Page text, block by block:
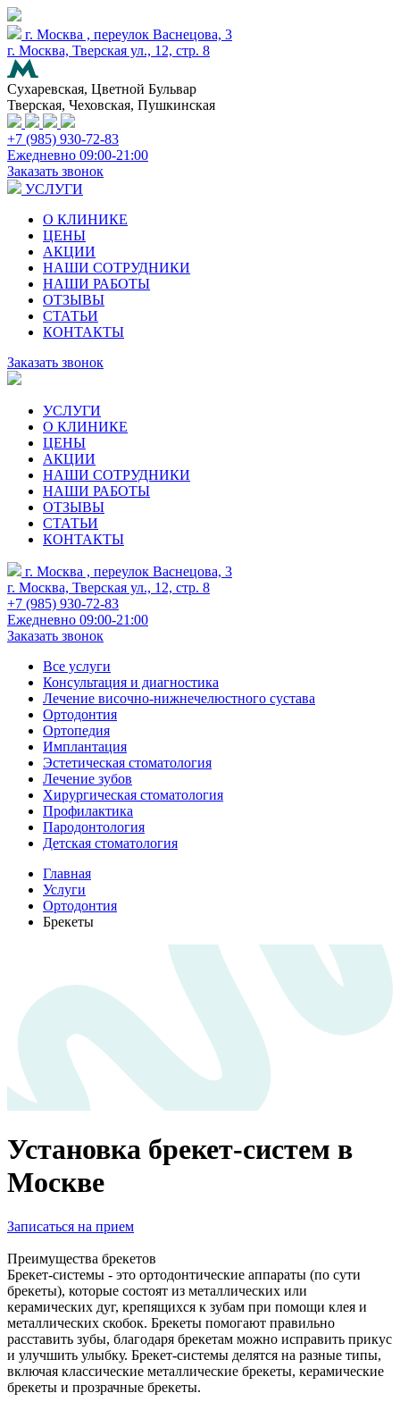
г. Москва , переулок Васнецова, 3
г. Москва, Тверская ул., 12, стр. 8
Сухаревская, Цветной Бульвар
Тверская, Чеховская, Пушкинская
+7 (985) 930-72-83
Ежедневно 09:00-21:00
Заказать звонок
УСЛУГИ
О КЛИНИКЕ
ЦЕНЫ
АКЦИИ
НАШИ СОТРУДНИКИ
НАШИ РАБОТЫ
ОТЗЫВЫ
СТАТЬИ
КОНТАКТЫ
Заказать звонок
УСЛУГИ
О КЛИНИКЕ
ЦЕНЫ
АКЦИИ
НАШИ СОТРУДНИКИ
НАШИ РАБОТЫ
ОТЗЫВЫ
СТАТЬИ
КОНТАКТЫ
г. Москва , переулок Васнецова, 3
г. Москва, Тверская ул., 12, стр. 8
+7 (985) 930-72-83
Ежедневно 09:00-21:00
Заказать звонок
Все услуги
Консультация и диагностика
Лечение височно-нижнечелюстного сустава
Ортодонтия
Ортопедия
Имплантация
Эстетическая стоматология
Лечение зубов
Хирургическая стоматология
Профилактика
Пародонтология
Детская стоматология
Главная
Услуги
Ортодонтия
Брекеты
Установка брекет-систем в
Москве
Записаться на прием
Преимущества брекетов
Брекет-системы - это ортодонтические аппараты (по сути
брекеты), которые состоят из металлических или
керамических дуг, крепящихся к зубам при помощи клея и
металлических скобок. Брекеты помогают правильно
расставить зубы, благодаря брекетам можно исправить прикус
и улучшить улыбку. Брекет-системы делятся на разные типы,
включая классические металлические брекеты, керамические
брекеты и прозрачные брекеты.